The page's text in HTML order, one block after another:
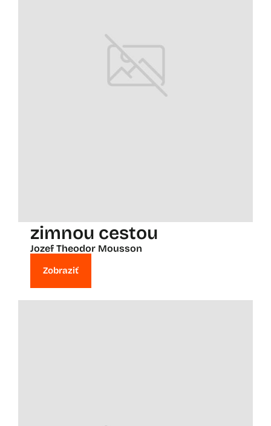
zimnou cestou
Jozef Theodor Mousson
Zobraziť